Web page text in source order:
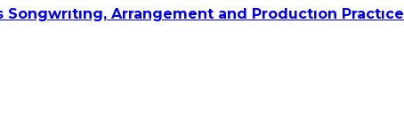
Arrangement and Productıon Practıce